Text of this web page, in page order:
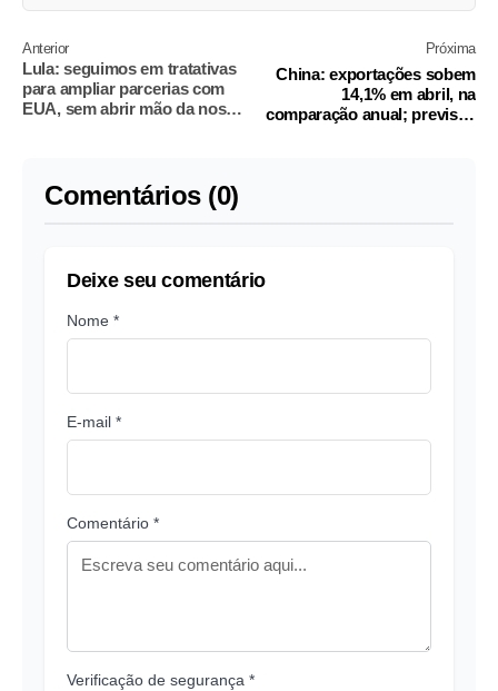
Anterior
Lula: seguimos em tratativas
para ampliar parcerias com
EUA, sem abrir mão da nossa
Próxima
China: exportações sobem
14,1% em abril, na
comparação anual; previsão
Comentários (0)
Deixe seu comentário
Nome *
E-mail *
Comentário *
Verificação de segurança *